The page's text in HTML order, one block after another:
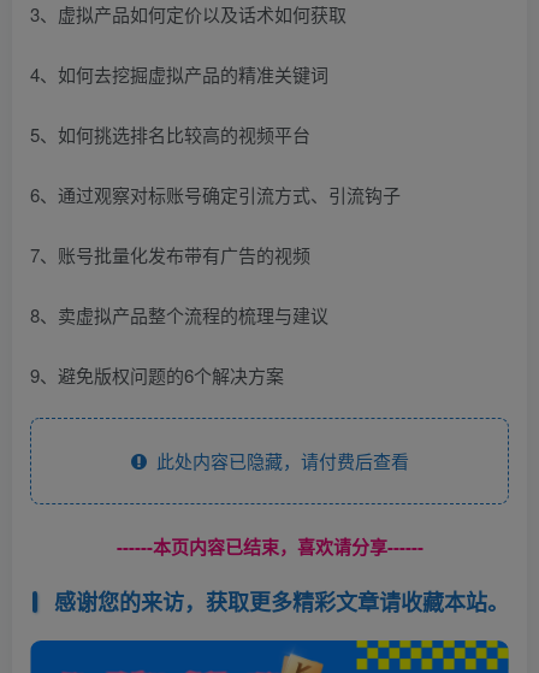
3、虚拟产品如何定价以及话术如何获取
4、如何去挖掘虚拟产品的精准关键词
5、如何挑选排名比较高的视频平台
6、通过观察对标账号确定引流方式、引流钩子
7、账号批量化发布带有广告的视频
8、卖虚拟产品整个流程的梳理与建议
9、避免版权问题的6个解决方案
此处内容已隐藏，请付费后查看
------本页内容已结束，喜欢请分享------
感谢您的来访，获取更多精彩文章请收藏本站。